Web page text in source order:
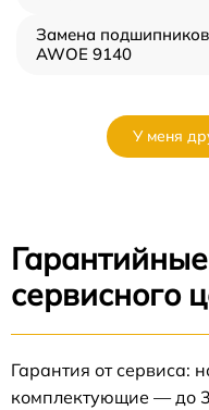
Замена
AWOE 9140
У меня
сервисного
Гарантия от сервиса:
комплектующие — до